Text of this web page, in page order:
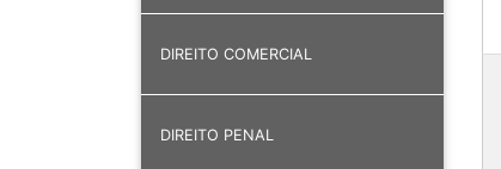
DIREITO COMERCIAL
DIREITO PENAL